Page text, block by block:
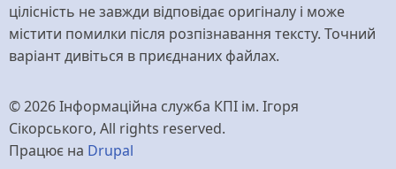
цілісність не завжди відповідає оригіналу і може
містити помилки після розпізнавання тексту. Точний
варіант дивіться в приєднаних файлах.
© 2026 Інформаційна служба КПІ ім. Ігоря
Сікорського, All rights reserved.
Працює на Drupal